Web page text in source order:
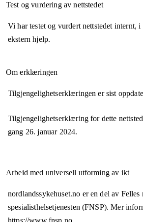
Test og vurdering av nettstedet
Vi har testet og vurdert nettstedet internt,
ekstern hjelp.
Om erklæringen
Tilgjengelighetserklæringen er sist
Tilgjengelighetserklæring for dette
gang 26. januar 2024.
Arbeid med universell utforming av ikt
nordlandssykehuset.no er en del av
spesialisthelsetjenesten (FNSP). Mer